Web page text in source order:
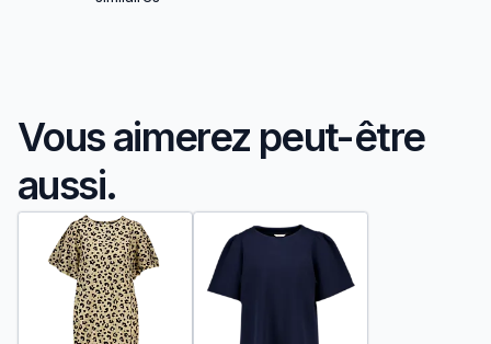
Vous aimerez peut-être
aussi.